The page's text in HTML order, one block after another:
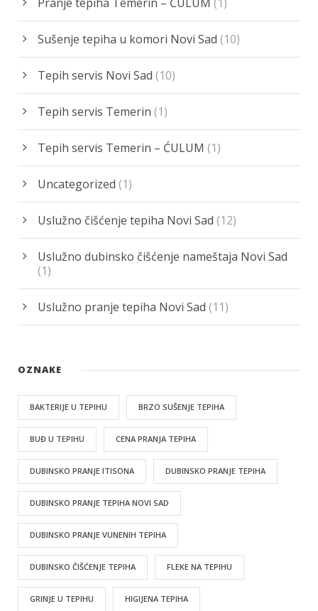
Sušenje tepiha u komori Novi Sad (10)
Tepih servis Novi Sad (10)
Tepih servis Temerin (1)
Tepih servis Temerin – ĆULUM (1)
Uncategorized (1)
Uslužno čišćenje tepiha Novi Sad (12)
Uslužno dubinsko čišćenje nameštaja Novi Sad
(1)
Uslužno pranje tepiha Novi Sad (11)
OZNAKE
BAKTERIJE U TEPIHU BRZO SUŠENJE TEPIHA
BUĐ U TEPIHU CENA PRANJA TEPIHA
DUBINSKO PRANJE ITISONA DUBINSKO PRANJE TEPIHA
DUBINSKO PRANJE TEPIHA NOVI SAD
DUBINSKO PRANJE VUNENIH TEPIHA
DUBINSKO ČIŠĆENJE TEPIHA FLEKE NA TEPIHU
GRINJE U TEPIHU HIGIJENA TEPIHA